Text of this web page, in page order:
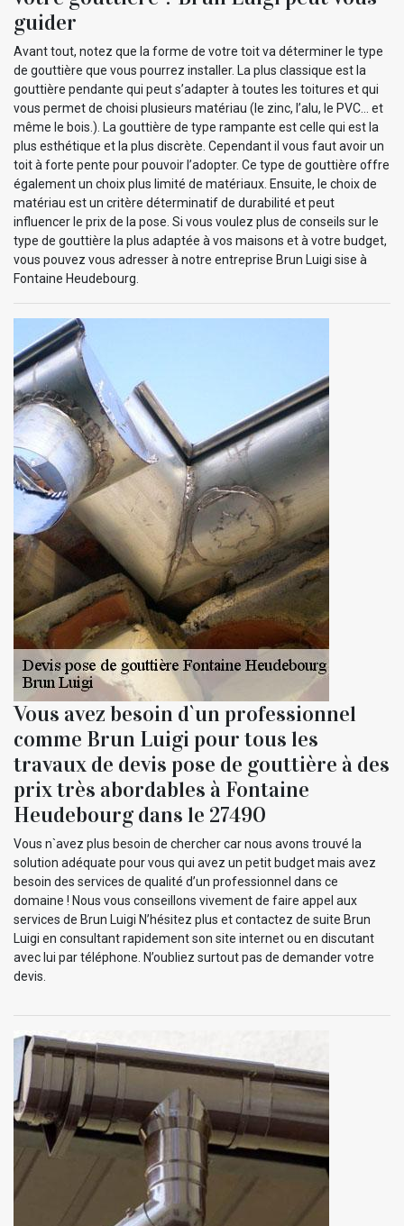
guider
Avant tout, notez que la forme de votre toit va déterminer le type
de gouttière que vous pourrez installer. La plus classique est la
gouttière pendante qui peut s’adapter à toutes les toitures et qui
vous permet de choisi plusieurs matériau (le zinc, l’alu, le PVC… et
même le bois.). La gouttière de type rampante est celle qui est la
plus esthétique et la plus discrète. Cependant il vous faut avoir un
toit à forte pente pour pouvoir l’adopter. Ce type de gouttière offre
également un choix plus limité de matériaux. Ensuite, le choix de
matériau est un critère déterminatif de durabilité et peut
influencer le prix de la pose. Si vous voulez plus de conseils sur le
type de gouttière la plus adaptée à vos maisons et à votre budget,
vous pouvez vous adresser à notre entreprise Brun Luigi sise à
Fontaine Heudebourg.
Vous avez besoin d`un professionnel
comme Brun Luigi pour tous les
travaux de devis pose de gouttière à des
prix très abordables à Fontaine
Heudebourg dans le 27490
Vous n`avez plus besoin de chercher car nous avons trouvé la
solution adéquate pour vous qui avez un petit budget mais avez
besoin des services de qualité d’un professionnel dans ce
domaine ! Nous vous conseillons vivement de faire appel aux
services de Brun Luigi N’hésitez plus et contactez de suite Brun
Luigi en consultant rapidement son site internet ou en discutant
avec lui par téléphone. N’oubliez surtout pas de demander votre
devis.